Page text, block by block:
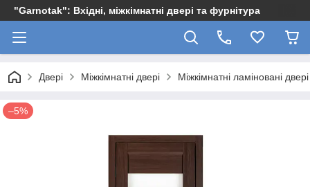
"Garnotak": Вхідні, міжкімнатні двері та фурнітура
Двері Міжкімнатні двері Міжкімнатні ламіновані двері
–5%